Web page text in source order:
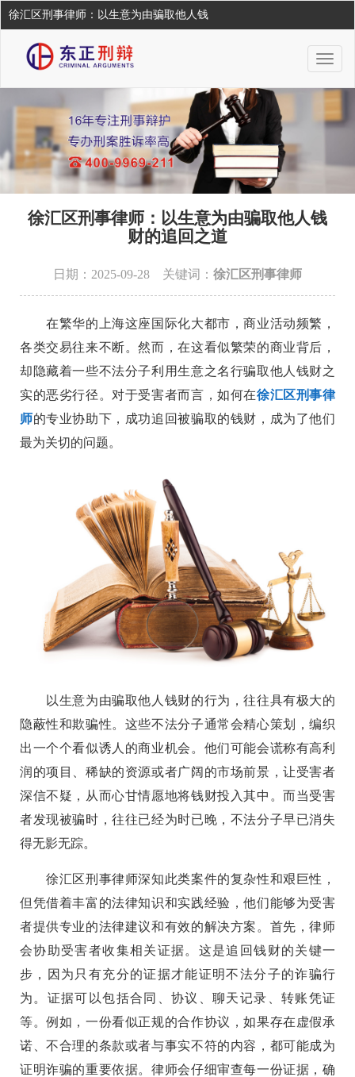
徐汇区刑事律师：以生意为由骗取他人钱
徐汇区刑事律师：以生意为由骗取他人钱
财的追回之道
日期：2025-09-28 关键词： 徐汇区刑事律师
在繁华的上海这座国际化大都市，商业活动频繁，
各类交易往来不断。然而，在这看似繁荣的商业背后，
却隐藏着一些不法分子利用生意之名行骗取他人钱财之
实的恶劣行径。对于受害者而言，如何在徐汇区刑事律
师的专业协助下，成功追回被骗取的钱财，成为了他们
最为关切的问题。
以生意为由骗取他人钱财的行为，往往具有极大的
隐蔽性和欺骗性。这些不法分子通常会精心策划，编织
出一个个看似诱人的商业机会。他们可能会谎称有高利
润的项目、稀缺的资源或者广阔的市场前景，让受害者
深信不疑，从而心甘情愿地将钱财投入其中。而当受害
者发现被骗时，往往已经为时已晚，不法分子早已消失
得无影无踪。
徐汇区刑事律师深知此类案件的复杂性和艰巨性，
但凭借着丰富的法律知识和实践经验，他们能够为受害
者提供专业的法律建议和有效的解决方案。首先，律师
会协助受害者收集相关证据。这是追回钱财的关键一
步，因为只有充分的证据才能证明不法分子的诈骗行
为。证据可以包括合同、协议、聊天记录、转账凭证
等。例如，一份看似正规的合作协议，如果存在虚假承
诺、不合理的条款或者与事实不符的内容，都可能成为
证明诈骗的重要依据。律师会仔细审查每一份证据，确